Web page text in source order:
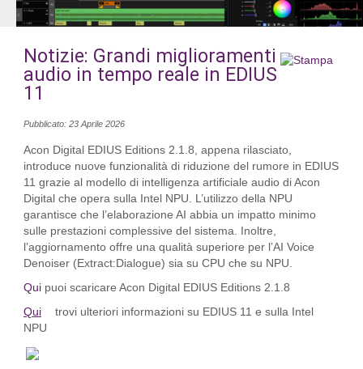
Notizie: Grandi miglioramenti
audio in tempo reale in EDIUS
11
Pubblicato: 23 Aprile 2026
Acon Digital EDIUS Editions 2.1.8, appena rilasciato,
introduce nuove funzionalità di riduzione del rumore in EDIUS
11 grazie al modello di intelligenza artificiale audio di Acon
Digital che opera sulla Intel NPU. L’utilizzo della NPU
garantisce che l’elaborazione AI abbia un impatto minimo
sulle prestazioni complessive del sistema. Inoltre,
l’aggiornamento offre una qualità superiore per l’AI Voice
Denoiser (Extract:Dialogue) sia su CPU che su NPU.
Qui puoi scaricare Acon Digital EDIUS Editions 2.1.8
Qui
trovi ulteriori informazioni su EDIUS 11 e sulla Intel
NPU